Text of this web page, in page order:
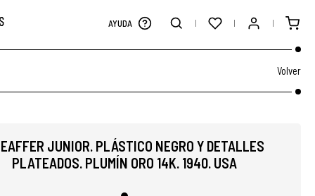
AYUDA
Volver
JUNIOR. PLÁSTICO NEGRO Y DETALLES
PLATEADOS. PLUMÍN ORO 14K. 1940. USA